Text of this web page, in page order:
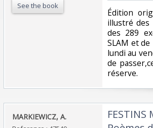
See the book
‎Édition
illustré des
des 289
SLAM et
lundi au
de
réserve. ‎
‎MARKIEWICZ, A. ‎
‎FESTINS